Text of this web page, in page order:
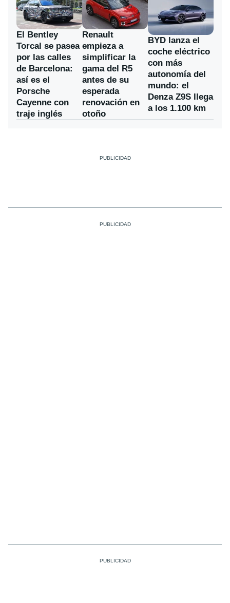
El Bentley
Torcal se pasea
por las calles
de Barcelona:
así es el
Porsche
Cayenne con
traje inglés
Renault
empieza a
simplificar la
gama del R5
antes de su
esperada
renovación en
otoño
BYD lanza el
coche eléctrico
con más
autonomía del
mundo: el
Denza Z9S llega
a los 1.100 km